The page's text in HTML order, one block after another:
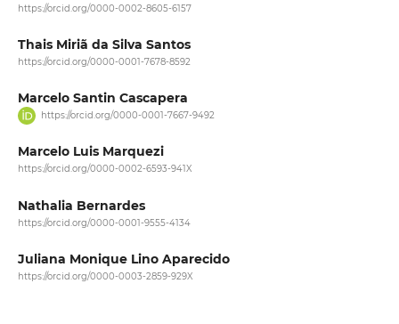
https://orcid.org/0000-0002-8605-6157
Thais Miriã da Silva Santos
https://orcid.org/0000-0001-7678-8592
Marcelo Santin Cascapera
https://orcid.org/0000-0001-7667-9492
Marcelo Luis Marquezi
https://orcid.org/0000-0002-6593-941X
Nathalia Bernardes
https://orcid.org/0000-0001-9555-4134
Juliana Monique Lino Aparecido
https://orcid.org/0000-0003-2859-929X